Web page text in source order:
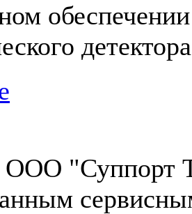
"Суппорт